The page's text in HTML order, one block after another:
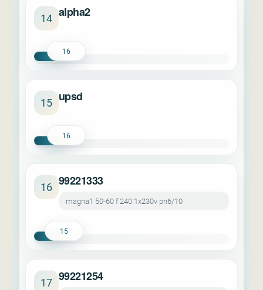
14 alpha2
16
15 upsd
16
16 99221333
magna1 50-60 f 240 1x230v pn6/10
15
17 99221254